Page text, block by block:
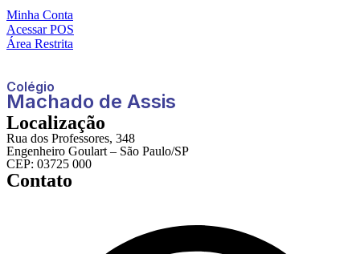
Minha Conta
Acessar POS
Área Restrita
Colégio
Machado de Assis
Localização
Rua dos Professores, 348
Engenheiro Goulart – São Paulo/SP
CEP: 03725 000
Contato